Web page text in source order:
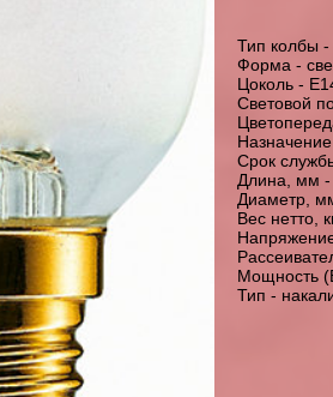
Тип колбы -
Форма -
Цоколь -
Световой
Срок
Длина, мм -
Диаметр,
Вес нетто,
Мощность
Тип -